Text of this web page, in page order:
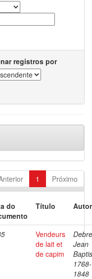
registros por
1 Próximo
do
Título
Vendeurs
de lait et
de capim
Jean
1768-
1848